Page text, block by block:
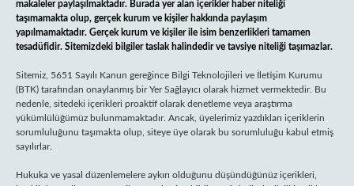
makaleler paylaşılmaktadır. Burada yer alan içerikler haber niteliği
taşımamakta olup, gerçek kurum ve kişiler hakkında paylaşım
yapılmamaktadır. Gerçek kurum ve kişiler ile isim benzerlikleri tamamen
tesadüfidir. Sitemizdeki bilgiler taslak halindedir ve tavsiye niteliği taşımazlar.
Sitemiz, 5651 Sayılı Kanun gereğince Bilgi Teknolojileri ve İletişim Kurumu
(BTK) tarafından onaylanmış bir Yer Sağlayıcı olarak hizmet vermektedir. Bu
nedenle, sitedeki içerikleri proaktif olarak denetleme veya araştırma
yükümlülüğümüz bulunmamaktadır. Ancak, üyelerimiz yazdıkları içeriklerin
sorumluluğunu taşımakta olup, siteye üye olarak bu sorumluluğu kabul etmiş
sayılırlar.
Hukuka ve yasal düzenlemelere aykırı olduğunu düşündüğünüz içerikleri,